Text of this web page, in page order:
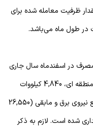
ظرفیت معامله شده برای
مصرف در اسفندماه سال جاری
توسط مشترکان زیر مجموعه شرکت‌های برق منطقه ای، 4,840 کیلووات
توسط مشترکان زیر مجموعه شرکت‌های توزیع نیروی برق و مابقی (26,550
شده است. لازم به ذکر